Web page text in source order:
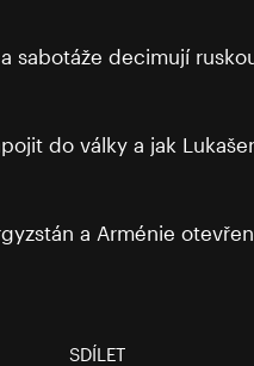
sabotáže decimují
do války a jak
a Arménie
SDÍLET